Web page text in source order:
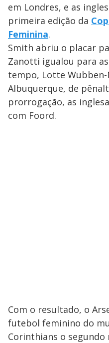
em Londres, e as
primeira edição da
Feminina.
Smith abriu o placar
Zanotti igualou para
tempo, Lotte Wubben-
Albuquerque, de
prorrogação, as
com Foord.
Com o resultado, o
futebol feminino do
Corinthians o